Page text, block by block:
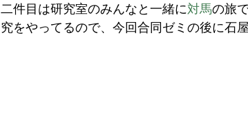
二件目は研究室のみんなと一緒に対馬の旅
究をやってるので、今回合同ゼミの後に石